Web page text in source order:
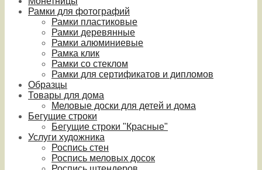
Рамки для фотографий
Рамки пластиковые
Рамки деревянные
Рамки алюминиевые
Рамка клик
Рамки со стеклом
Рамки для сертификатов и дипломов
Образцы
Товары для дома
Меловые доски для детей и дома
Бегущие строки
Бегущие строки "Красные"
Услуги художника
Роспись стен
Роспись меловых досок